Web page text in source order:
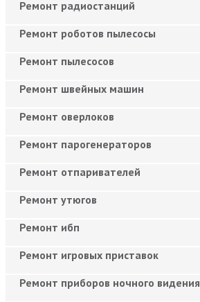
Ремонт радиостанций
Ремонт роботов пылесосы
Ремонт пылесосов
Ремонт швейных машин
Ремонт оверлоков
Ремонт парогенераторов
Ремонт отпаривателей
Ремонт утюгов
Ремонт ибп
Ремонт игровых приставок
Ремонт приборов ночного видения